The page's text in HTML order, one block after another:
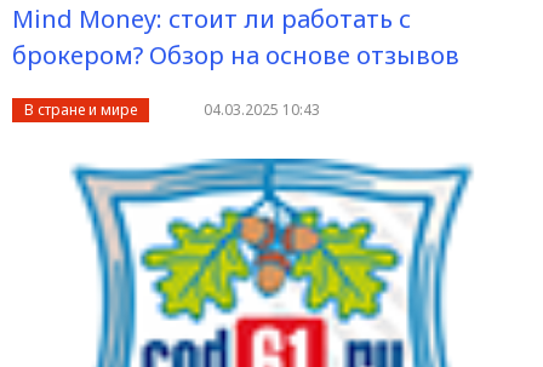
Mind Money: стоит ли работать с
брокером? Обзор на основе отзывов
В стране и мире 04.03.2025 10:43